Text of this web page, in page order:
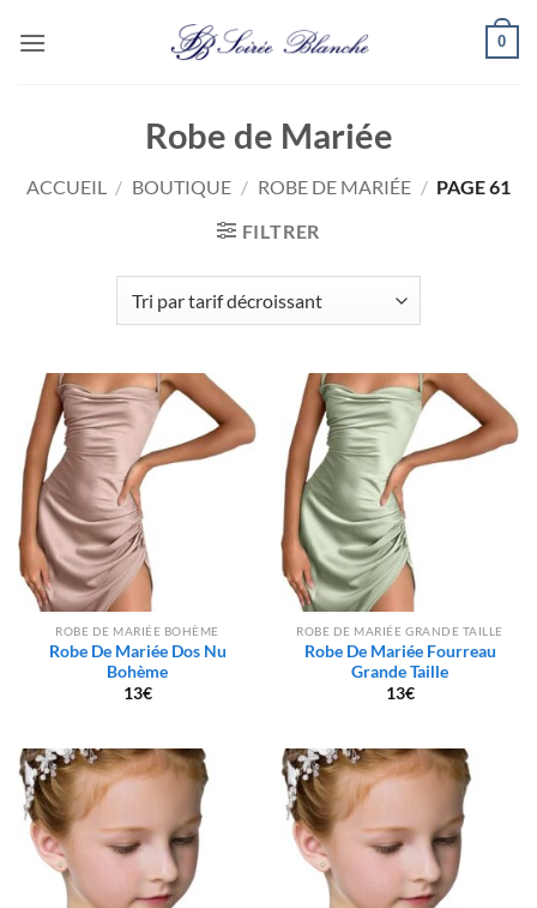
0
Robe de Mariée
ACCUEIL / BOUTIQUE / ROBE DE MARIÉE / PAGE 61
FILTRER
ROBE DE MARIÉE BOHÈME
Robe De Mariée Dos Nu
Bohème
13€
ROBE DE MARIÉE GRANDE TAILLE
Robe De Mariée Fourreau
Grande Taille
13€